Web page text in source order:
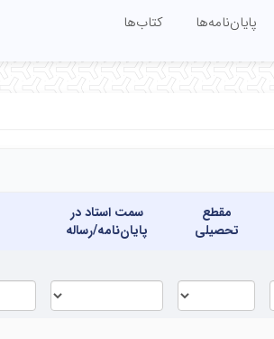
پایان‌نامه‌ها کتاب‌ها
مقطع
تحصیلی
سمت استاد در
پایان‌نامه/رساله